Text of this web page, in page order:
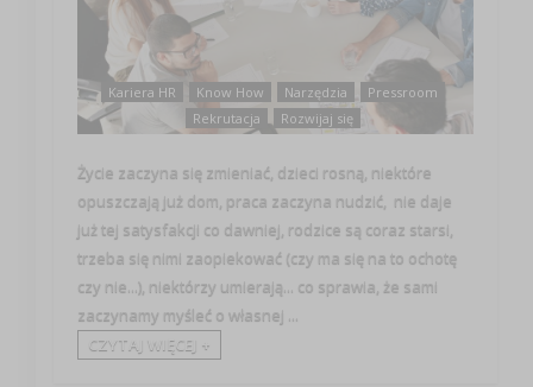
Kariera HR Know How Narzędzia
Pressroom
Rekrutacja
Rozwijaj się
Życie zaczyna się zmieniać, dzieci rosną, niektóre
opuszczają już dom, praca zaczyna nudzić, nie daje
już tej satysfakcji co dawniej, rodzice są coraz starsi,
trzeba się nimi zaopiekować (czy ma się na to ochotę
czy nie...), niektórzy umierają... co sprawia, że sami
zaczynamy myśleć o własnej ...
CZYTAJ WIĘCEJ +